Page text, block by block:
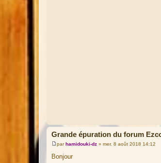
Grande épuration du forum
M
s
parhamidouki-dz » mer. 8 août 2018 14:12
Bonjour